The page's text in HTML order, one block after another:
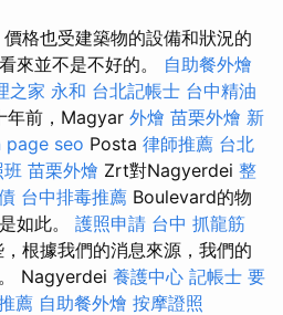
格也受建築物的設備和狀況的
來並不是不好的。 自助餐外燴
之家 永和 台北記帳士 台中精油
年前，Magyar 外燴 苗栗外燴 新
page seo Posta 律師推薦 台北
班 苗栗外燴 Zrt對Nagyerdei 整
台中排毒推薦 Boulevard的物
如此。 護照申請 台中 抓龍筋
根據我們的消息來源，我們的
Nagyerdei 養護中心 記帳士 要
薦 自助餐外燴 按摩證照